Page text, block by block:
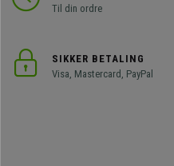
Til din ordre
SIKKER BETALING
Visa, Mastercard, PayPal